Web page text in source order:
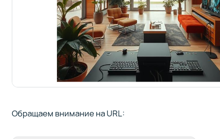
Обращаем внимание на URL: